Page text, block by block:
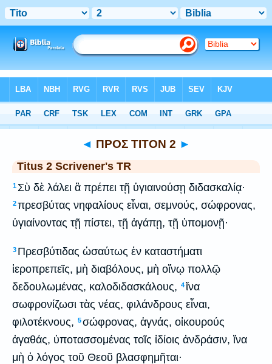
Scrivener's Textus Receptus 1894> Titus 2
◄ ΠΡΟΣ ΤΙΤΟΝ 2 ►
Titus 2 Scrivener's TR
1 Σὺ δὲ λάλει ἃ πρέπει τῇ ὑγιαινούσῃ διδασκαλίᾳ·
2πρεσβύτας νηφαλίους εἶναι, σεμνούς, σώφρονας,
ὑγιαίνοντας τῇ πίστει, τῇ ἀγάπῃ, τῇ ὑπομονῇ·
3 Πρεσβύτιδας ὡσαύτως ἐν καταστήματι
ἱεροπρεπεῖς, μὴ διαβόλους, μὴ οἴνῳ πολλῷ
δεδουλωμένας, καλοδιδασκάλους, 4ἵνα
σωφρονίζωσι τὰς νέας, φιλάνδρους εἶναι,
φιλοτέκνους, 5σώφρονας, ἁγνάς, οἰκουρούς
ἀγαθάς, ὑποτασσομένας τοῖς ἰδίοις ἀνδράσιν, ἵνα
μὴ ὁ λόγος τοῦ Θεοῦ βλασφημῆται·